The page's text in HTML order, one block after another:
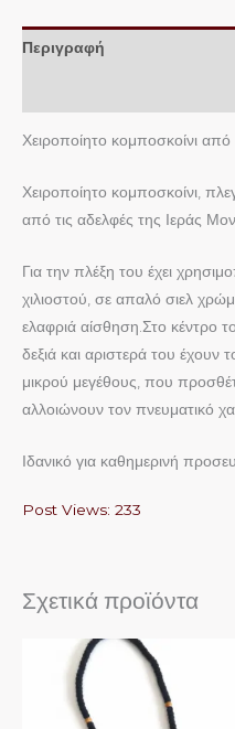
Περιγραφή
Χειροποίητο κομποσκοίνι
Χειροποίητο κομποσκοίνι,
από τις αδελφές της Ιεράς
Για την πλέξη του έχει
χιλιοστού, σε απαλό σιελ
ελαφριά αίσθηση.Στο κέντρο
δεξιά και αριστερά του έχουν
μικρού μεγέθους, που
αλλοιώνουν τον πνευματικό
Ιδανικό για καθημερινή
Post Views: 233
Σχετικά προϊόντα
Αυτό
προϊόν